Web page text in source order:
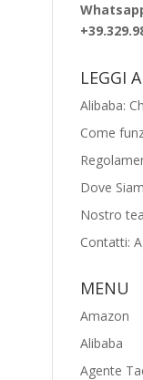
LEGGI
Alibaba:
Come
Dove
Nostro
Contatti:
MENU
Amazon
Alibaba
Agente